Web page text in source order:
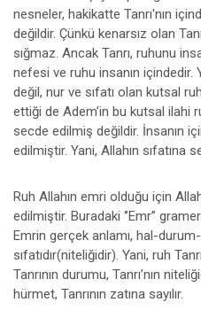
nesneler, hakikatte Tanrı'nın
değildir. Çünkü kenarsız olan
sığmaz. Ancak Tanrı, ruhunu
nefesi ve ruhu insanın içindedir.
değil, nur ve sıfatı olan kutsal
ettiği de Adem’in bu kutsal ilahi
secde edilmiş değildir. İnsanın
edilmiştir. Yani, Allahın sıfatına
Ruh Allahın emri olduğu için
edilmiştir. Buradaki ‘’Emr’’
Emrin gerçek anlamı, hal-
sıfatıdır(niteliğidir). Yani, ruh
Tanrının durumu, Tanrı’nın
hürmet, Tanrının zatına sayılır.